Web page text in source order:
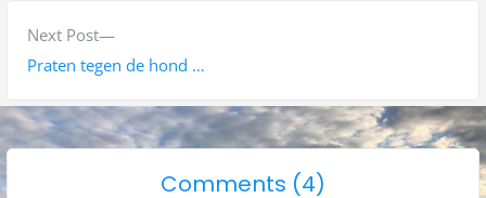
h
t
n
o
s
p
Next Post
N
e
t
p
Praten tegen de hond …
Comments (4)